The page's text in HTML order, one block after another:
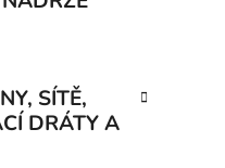
SÍTĚ,
DRÁTY A